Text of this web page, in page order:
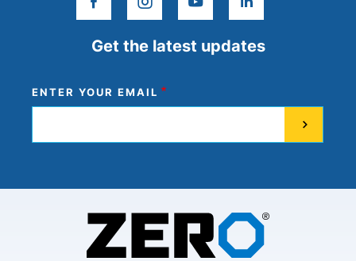
Get the latest updates
ENTER YOUR EMAIL
facebookinstagram
youtubelinkedin